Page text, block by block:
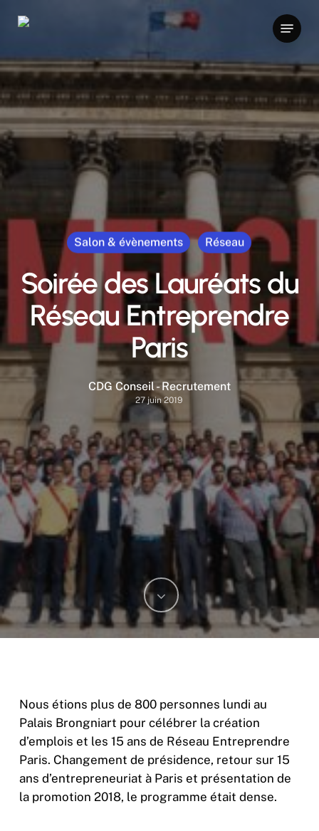
content
Menu
Salon & évènements Réseau
Soirée des Lauréats du
Réseau Entreprendre
Paris
CDG Conseil - Recrutement
27 juin 2019
Nous étions plus de 800 personnes lundi au
Palais Brongniart pour célébrer la création
d’emplois et les 15 ans de Réseau Entreprendre
Paris. Changement de présidence, retour sur 15
ans d’entrepreneuriat à Paris et présentation de
la promotion 2018, le programme était dense.